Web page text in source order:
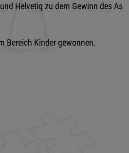
Helvetiq zu dem Gewinn des As
Bereich Kinder gewonnen.